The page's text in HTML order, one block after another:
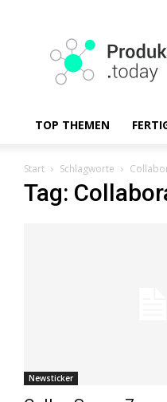
TOP THEMEN
Start Schlagworte
Tag:
Newsticker